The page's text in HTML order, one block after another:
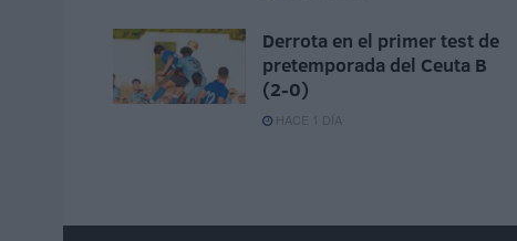
Derrota en el primer test de
pretemporada del Ceuta B
(2-0)
HACE 1 DÍA